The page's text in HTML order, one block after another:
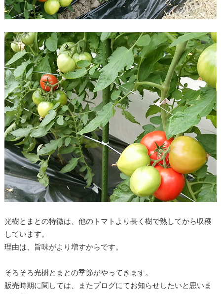
光樹とまとの特徴は、他のトマトより長く樹で熟してから収穫
しています。
理由は、旨味がより増すからです。
そろそろ光樹とまとの季節がやってきます。
販売時期に関しては、またブログにてお知らせしたいと思いま